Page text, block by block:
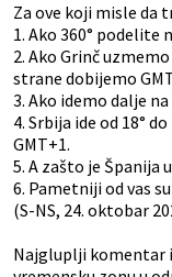
Za ove koji misle da
1. Ako 360° podelite
2. Ako Grinč
strane dobijemo
3. Ako idemo dalje na
4. Srbija ide od 18°
GMT+1.
5. A zašto je
6. Pametniji od vas
(S-NS, 24. oktobar
Najgluplji komentar